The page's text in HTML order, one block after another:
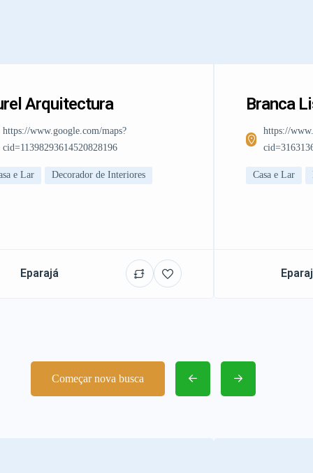
Arquitectura
https://www.google.com/maps?
cid=11398293614520828196
e Lar Decorador de Interiores
Eparajá
Branca
https://
Casa e Lar
Começar nova busca